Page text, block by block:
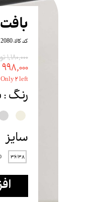
شلوار
شلوارک
بادی
کد کالا: 2080
۱,۱۸۰,۰۰۰ تومان
۹۹۸,۰۰۰ تومان
Only ۲ left
رنگ:
سایز
۳۶/۳۸